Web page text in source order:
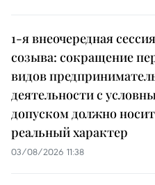
1-я внеочередная
созыва: сокращение
видов
деятельности с
допуском должно
реальный характер
03/08/2026 11:38